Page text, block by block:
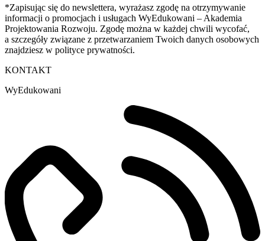
*Zapisując się do newslettera, wyrażasz zgodę na otrzymywanie
informacji o promocjach i usługach WyEdukowani – Akademia
Projektowania Rozwoju. Zgodę można w każdej chwili wycofać,
a szczegóły związane z przetwarzaniem Twoich danych osobowych
znajdziesz w polityce prywatności.
KONTAKT
WyEdukowani